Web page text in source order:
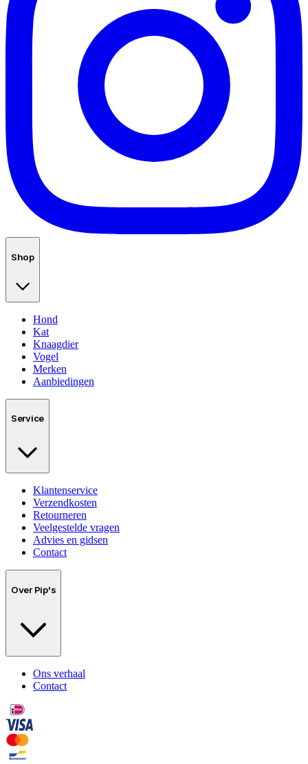
Shop
Hond
Kat
Knaagdier
Vogel
Merken
Aanbiedingen
Service
Klantenservice
Verzendkosten
Retourneren
Veelgestelde vragen
Advies en gidsen
Contact
Over Pip's
Ons verhaal
Contact